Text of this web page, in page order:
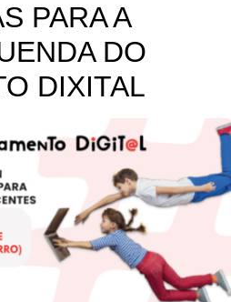
PARA A
DO
DIXITAL